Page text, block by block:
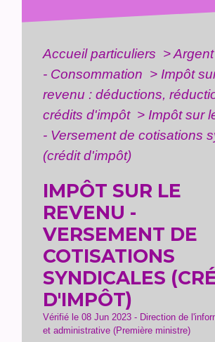
Accueil particuliers >
- Consommation > Impôt
revenu : déductions,
crédits d'impôt > Impôt sur
- Versement de cotisations
(crédit d'impôt)
IMPÔT SUR LE
REVENU -
VERSEMENT DE
COTISATIONS
SYNDICALES
D'IMPÔT)
Vérifié le 08 Jun 2023 - Direction de
et administrative (Première ministre)